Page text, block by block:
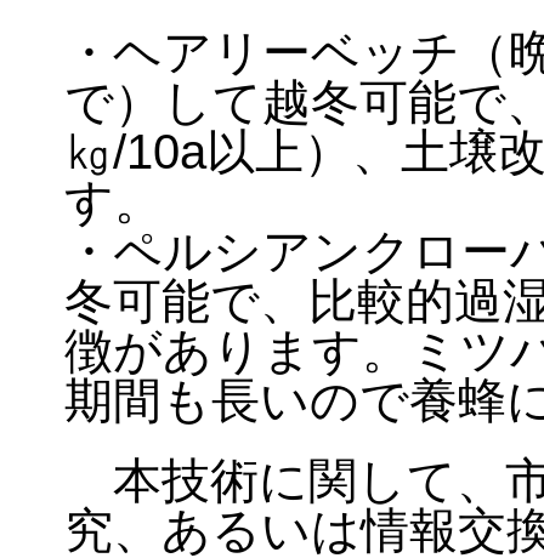
・ヘアリーベッチ（
で）して越冬可能で
㎏/10a以上）、土壌
す。
・ペルシアンクロー
冬可能で、比較的過
徴があります。ミツ
期間も長いので養蜂
本技術に関して、
究、あるいは情報交